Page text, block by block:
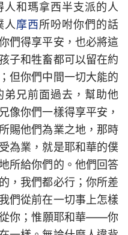
和瑪拿西半支派的人
人摩西所吩咐你們的話
們得享平安，也必將這
子和牲畜都可以留在約
但你們中間一切大能的
弟兄前面過去，幫助他
像你們一樣得享平安，
賜他們為業之地，那時
為業，就是耶和華的僕
所給你們的。他們回答
，我們都必行；你所差
們從前在一切事上怎樣
你；惟願耶和華——你